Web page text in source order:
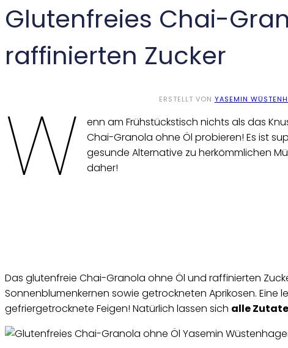
Glutenfreies Chai-
raffinierten Zucker
ERSTELLT VON YASEMIN
W
enn am Frühstückstisch nichts als das
Chai-Granola ohne Öl probieren! Es ist
gesunde Alternative zu herkömmlichen
daher!
Das glutenfreie Chai-Granola ohne Öl und raffinierten
Sonnenblumenkernen sowie getrockneten Aprikosen. Eine
gefriergetrocknete Feigen! Natürlich lassen sich alle